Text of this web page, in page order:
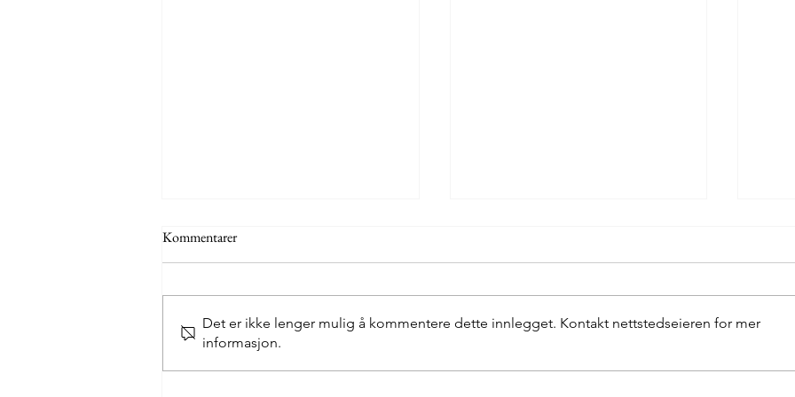
Austre Bokn camping
Eigerøy fyr
Kommentarer
Det er ikke lenger mulig å kommentere dette innlegget. Kontakt nettstedseieren for mer
informasjon.